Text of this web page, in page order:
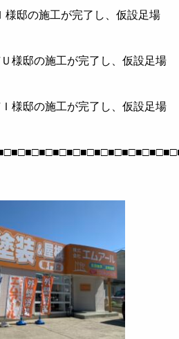
邸の施工が完了し、仮設足場
様邸の施工が完了し、仮設足場
様邸の施工が完了し、仮設足場